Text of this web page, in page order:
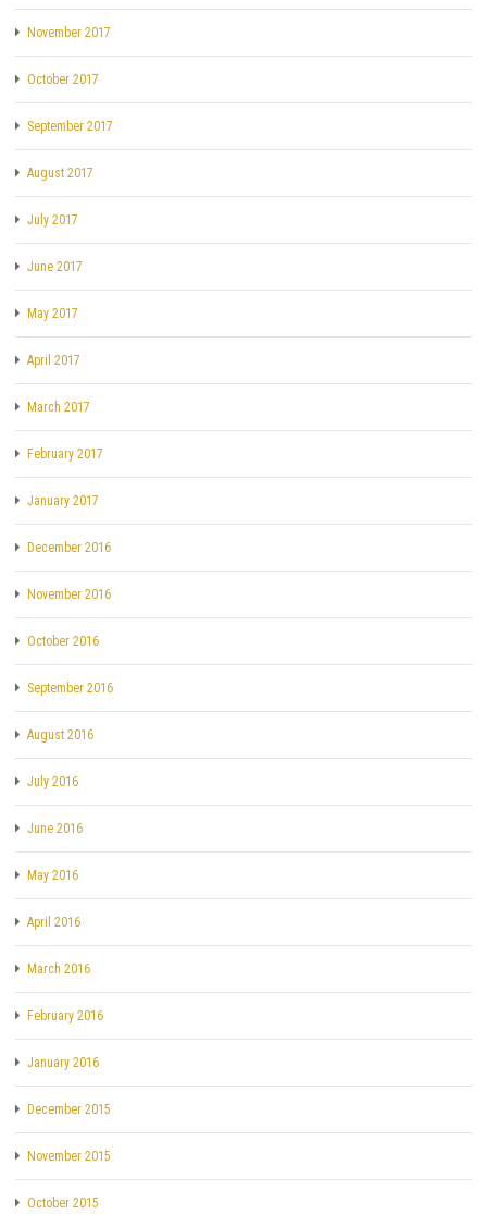
November 2017
October 2017
September 2017
August 2017
July 2017
June 2017
May 2017
April 2017
March 2017
February 2017
January 2017
December 2016
November 2016
October 2016
September 2016
August 2016
July 2016
June 2016
May 2016
April 2016
March 2016
February 2016
January 2016
December 2015
November 2015
October 2015